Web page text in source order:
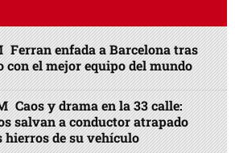
Ferran enfada a Barcelona tras
con el mejor equipo del mundo
Caos y drama en la 33 calle:
salvan a conductor atrapado
hierros de su vehículo